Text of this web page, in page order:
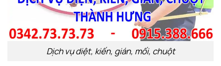
Dịch vụ diệt, kiến, gián, mối, chuột